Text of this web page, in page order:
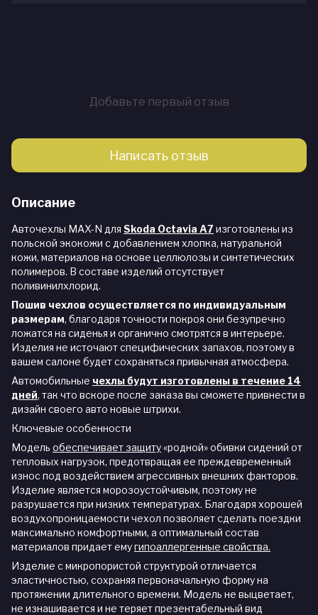
Добавьте первый отзыв
Написать отзыв
Описание
Авточехлы MAX-N для Skoda Octavia A7изготовлены из
польской экокожи с добавлением хлопка, натуральной
кожи, материалов на основе целлюлозы и синтетических
полимеров. В составе изделий отсутствует
поливинилхлорид.
Пошив чехлов осуществляется по индивидуальным
размерам, благодаря точности покроя они безупречно
ложатся на сиденья и органично смотрятся в интерьере.
Изделия не источают специфических запахов, поэтому в
вашем салоне будет сохраняться привычная атмосфера.
Автомобильные чехлы будут изготовлены в течение 14
дней, так что вскоре после заказа вы сможете привнести в
дизайн своего авто новые штрихи.
Ключевые особенности
Модель обеспечивает защиту«родной» обивки сидений от
тепловых нагрузок, предотвращая ее преждевременный
износ под воздействием агрессивных внешних факторов.
Изделие является морозоустойчивым, поэтому не
разрушается при низких температурах. Благодаря хорошей
воздухопроницаемости чехол позволяет сделать поездки
максимально комфортными, а оптимальный состав
материалов придает емугипоаллергенные свойства.
Изделие с микропористой структурой отличается
эластичностью, сохраняя первоначальную форму на
протяжении длительного времени. Модель не выцветает,
не изнашивается и не теряет презентабельный вид